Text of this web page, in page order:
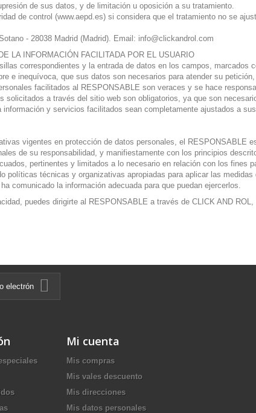
de sus datos, y de limitación u oposición a su tratamiento.
de control (www.aepd.es) si considera que el tratamiento no se
- 28038 Madrid (Madrid). Email: info@clickandrol.com
LA INFORMACIÓN FACILITADA POR EL USUARIO
correspondientes y la entrada de datos en los campos,
e inequívoca, que sus datos son necesarios para atender su
facilitados al RESPONSABLE son veraces y se hace
solicitados a través del sitio web son obligatorios, ya que son
y servicios facilitados sean completamente ajustados a
vigentes en protección de datos personales, el RESPONSABLE
de su responsabilidad, y manifiestamente con los principios
pertinentes y limitados a lo necesario en relación con los fines
políticas técnicas y organizativas apropiadas para aplicar las
comunicado la información adecuada para que puedan ejercerlos.
puedes dirigirte al RESPONSABLE a través de CLICK AND
Mi cuenta
Mis compras
Mis vales descuento
Mis direcciones
Mis datos personales